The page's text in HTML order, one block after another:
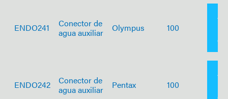
ENDO241
Conector de
agua auxiliar
Olympus 100
ENDO242
Conector de
agua auxiliar
Pentax 100